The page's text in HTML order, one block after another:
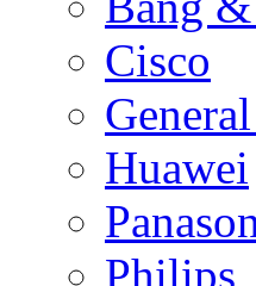
Cisco
Huawei
Philips